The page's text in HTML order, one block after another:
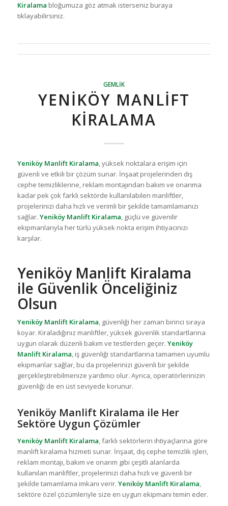
Kiralama bloğumuza göz atmak isterseniz buraya
tıklayabilirsiniz.
GEMLIK
YENIKÖY MANLIFT
KIRALAMA
Yeniköy Manlift Kiralama, yüksek noktalara erişim için
güvenli ve etkili bir çözüm sunar. İnşaat projelerinden dış
cephe temizliklerine, reklam montajından bakım ve onarıma
kadar pek çok farklı sektörde kullanılabilen manliftler,
projelerinizi daha hızlı ve verimli bir şekilde tamamlamanızı
sağlar. Yeniköy Manlift Kiralama, güçlü ve güvenilir
ekipmanlarıyla her türlü yüksek nokta erişim ihtiyacınızı
karşılar.
Yeniköy Manlift Kiralama
ile Güvenlik Önceliğiniz
Olsun
Yeniköy Manlift Kiralama, güvenliği her zaman birinci sıraya
koyar. Kiraladığınız manliftler, yüksek güvenlik standartlarına
uygun olarak düzenli bakım ve testlerden geçer. Yeniköy
Manlift Kiralama, iş güvenliği standartlarına tamamen uyumlu
ekipmanlar sağlar, bu da projelerinizi güvenli bir şekilde
gerçekleştirebilmenize yardımcı olur. Ayrıca, operatörlerinizin
güvenliği de en üst seviyede korunur.
Yeniköy Manlift Kiralama ile Her
Sektöre Uygun Çözümler
Yeniköy Manlift Kiralama , farklı sektörlerin ihtiyaçlarına göre
manlift kiralama hizmeti sunar. İnşaat, dış cephe temizlik işleri,
reklam montajı, bakım ve onarım gibi çeşitli alanlarda
kullanılan manliftler, projelerinizi daha hızlı ve güvenli bir
şekilde tamamlama imkanı verir. Yeniköy Manlift Kiralama
sektöre özel çözümleriyle size en uygun ekipmanı temin eder.